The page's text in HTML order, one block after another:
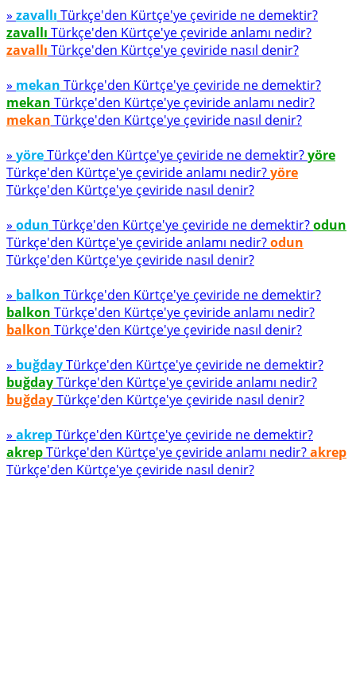
» zavallı Türkçe'den Kürtçe'ye çeviride ne demektir?
zavallı Türkçe'den Kürtçe'ye çeviride anlamı nedir?
zavallı Türkçe'den Kürtçe'ye çeviride nasıl denir?
» mekan Türkçe'den Kürtçe'ye çeviride ne demektir?
mekan Türkçe'den Kürtçe'ye çeviride anlamı nedir?
mekan Türkçe'den Kürtçe'ye çeviride nasıl denir?
» yöreTürkçe'den Kürtçe'ye çeviride ne demektir?yöre
Türkçe'den Kürtçe'ye çeviride anlamı nedir?yöre
Türkçe'den Kürtçe'ye çeviride nasıl denir?
» odun Türkçe'den Kürtçe'ye çeviride ne demektir?odun
Türkçe'den Kürtçe'ye çeviride anlamı nedir?odun
Türkçe'den Kürtçe'ye çeviride nasıl denir?
» balkon Türkçe'den Kürtçe'ye çeviride ne demektir?
balkon Türkçe'den Kürtçe'ye çeviride anlamı nedir?
balkon Türkçe'den Kürtçe'ye çeviride nasıl denir?
» buğdayTürkçe'den Kürtçe'ye çeviride ne demektir?
buğdayTürkçe'den Kürtçe'ye çeviride anlamı nedir?
buğdayTürkçe'den Kürtçe'ye çeviride nasıl denir?
» akrepTürkçe'den Kürtçe'ye çeviride ne demektir?
akrepTürkçe'den Kürtçe'ye çeviride anlamı nedir?akrep
Türkçe'den Kürtçe'ye çeviride nasıl denir?